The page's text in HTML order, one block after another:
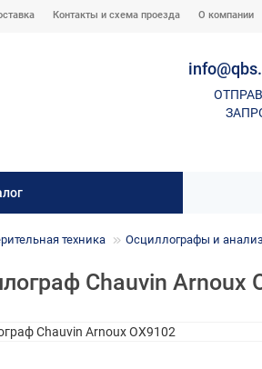
Контакты и схема проезда О компании
техника Осциллографы и
Chauvin Arnoux